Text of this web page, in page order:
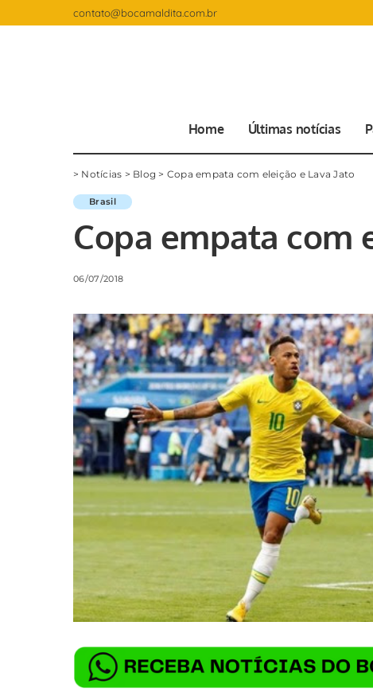
contato@bocamaldita.com.br
Home Últimas notícias
> Notícias > Blog > Copa empata com eleição e Lava Jato
Brasil
Copa empata com
06/07/2018